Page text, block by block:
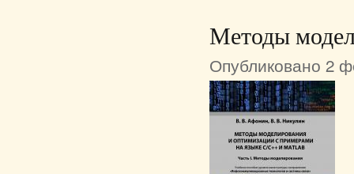
Методы
Опубликовано 2